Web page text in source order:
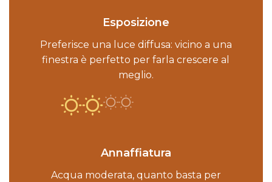
Esposizione
Preferisce una luce diffusa: vicino a una
finestra è perfetto per farla crescere al
meglio.
Annaffiatura
Acqua moderata, quanto basta per